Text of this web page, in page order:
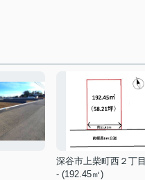
深谷市上柴町西２丁目
- (192.45㎡)